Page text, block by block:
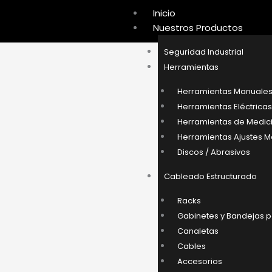
Inicio
Nuestros Productos
Seguridad Industrial
Herramientas
Herramientas Manuales
Herramientas Eléctricas
Herramientas de
Herramientas Ajustes
Discos / Abrasivos
Cableado Estructurado
Racks
Gabinetes y Bandejas
Canaletas
Cables
Accesorios